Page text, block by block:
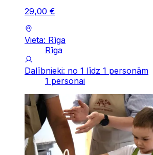
29,00 €
Vieta: Rīga
Rīga
Dalībnieki: no 1 līdz 1 personām
1 personai